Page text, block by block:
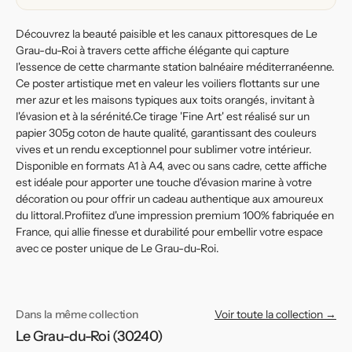
MéditerranéeMéditerranée
Découvrez la beauté paisible et les canaux pittoresques de Le
Grau-du-Roi à travers cette affiche élégante qui capture
l'essence de cette charmante station balnéaire méditerranéenne.
Ce poster artistique met en valeur les voiliers flottants sur une
mer azur et les maisons typiques aux toits orangés, invitant à
l'évasion et à la sérénité.Ce tirage 'Fine Art' est réalisé sur un
papier 305g coton de haute qualité, garantissant des couleurs
vives et un rendu exceptionnel pour sublimer votre intérieur.
Disponible en formats A1 à A4, avec ou sans cadre, cette affiche
est idéale pour apporter une touche d'évasion marine à votre
décoration ou pour offrir un cadeau authentique aux amoureux
du littoral.Profiitez d'une impression premium 100% fabriquée en
France, qui allie finesse et durabilité pour embellir votre espace
avec ce poster unique de Le Grau-du-Roi.
Dans la même collection
Le Grau-du-Roi (30240)
Voir toute la collection →